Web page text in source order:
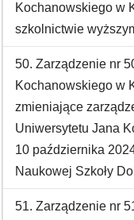
Kochanowskiego w
szkolnictwie
50. Zarządzenie nr
Kochanowskiego w
zmieniające
Uniwersytetu Jana
10 października
Naukowej Szkoły
51. Zarządzenie nr